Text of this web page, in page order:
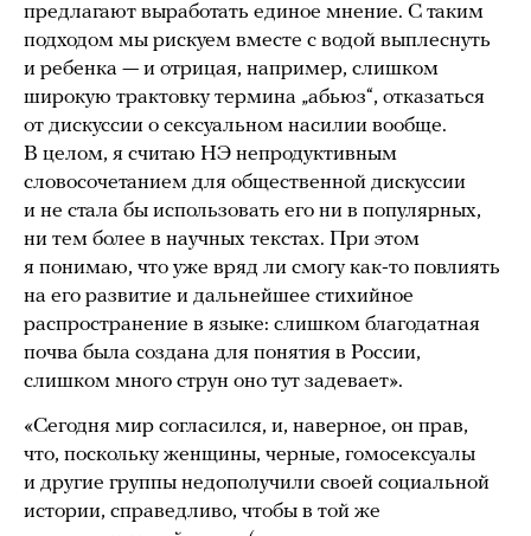
предлагают выработать единое мнение. С таким
подходом мы рискуем вместе с водой выплеснуть
и ребенка — и отрицая, например, слишком
широкую трактовку термина „абьюз“, отказаться
от дискуссии о сексуальном насилии вообще.
В целом, я считаю НЭ непродуктивным
словосочетанием для общественной дискуссии
и не стала бы использовать его ни в популярных,
ни тем более в научных текстах. При этом
я понимаю, что уже вряд ли смогу как-то повлиять
на его развитие и дальнейшее стихийное
распространение в языке: слишком благодатная
почва была создана для понятия в России,
слишком много струн оно тут задевает».
«Сегодня мир согласился, и, наверное, он прав,
что, поскольку женщины, черные, гомосексуалы
и другие группы недополучили своей социальной
истории, справедливо, чтобы в той же